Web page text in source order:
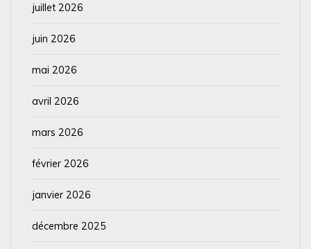
juillet 2026
juin 2026
mai 2026
avril 2026
mars 2026
février 2026
janvier 2026
décembre 2025